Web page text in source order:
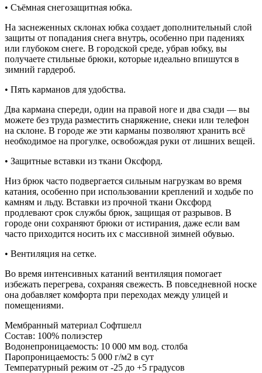
• Съёмная снегозащитная юбка.
На заснеженных склонах юбка создает дополнительный слой
защиты от попадания снега внутрь, особенно при падениях
или глубоком снеге. В городской среде, убрав юбку, вы
получаете стильные брюки, которые идеально впишутся в
зимний гардероб.
• Пять карманов для удобства.
Два кармана спереди, один на правой ноге и два сзади — вы
можете без труда разместить снаряжение, снеки или телефон
на склоне. В городе же эти карманы позволяют хранить всё
необходимое на прогулке, освобождая руки от лишних вещей.
• Защитные вставки из ткани Оксфорд.
Низ брюк часто подвергается сильным нагрузкам во время
катания, особенно при использовании креплений и ходьбе по
камням и льду. Вставки из прочной ткани Оксфорд
продлевают срок службы брюк, защищая от разрывов. В
городе они сохраняют брюки от истирания, даже если вам
часто приходится носить их с массивной зимней обувью.
• Вентиляция на сетке.
Во время интенсивных катаний вентиляция помогает
избежать перегрева, сохраняя свежесть. В повседневной носке
она добавляет комфорта при переходах между улицей и
помещениями.
Мембранный материал Софтшелл
Состав: 100% полиэстер
Водонепроницаемость: 10 000 мм вод. столба
Паропроницаемость: 5 000 г/м2 в сут
Температурный режим от -25 до +5 градусов